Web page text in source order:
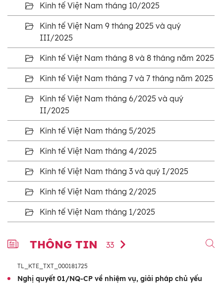
Kinh tế Việt Nam tháng 10/2025
Kinh tế Việt Nam 9 tháng 2025 và quý
III/2025
Kinh tế Việt Nam tháng 8 và 8 tháng năm 2025
Kinh tế Việt Nam tháng 7 và 7 tháng năm 2025
Kinh tế Việt Nam tháng 6/2025 và quý
II/2025
Kinh tế Việt Nam tháng 5/2025
Kinh tế Việt Nam tháng 4/2025
Kinh tế Việt Nam tháng 3 và quý I/2025
Kinh tế Việt Nam tháng 2/2025
Kinh tế Việt Nam tháng 1/2025
THÔNG TIN 33
TL_KTE_TXT_000181725
Nghị quyết 01/NQ-CP về nhiệm vụ, giải pháp chủ yếu